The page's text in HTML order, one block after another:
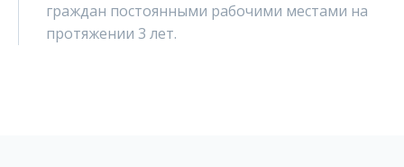
граждан постоянными рабочими местами на
протяжении 3 лет.